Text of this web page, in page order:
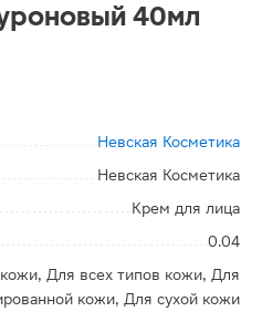
40мл
Невская Косметика
Невская Косметика
Крем для лица
0.04
Для всех типов кожи, Для
кожи, Для сухой кожи